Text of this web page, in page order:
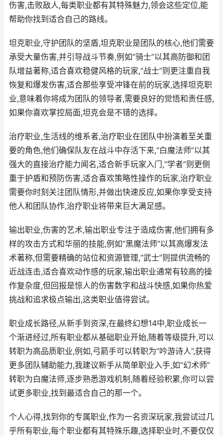
伤害,击败敌人,每类职业都有其特殊魅力,领会这些定位,能
帮助你找到适合自己的路线。
坦克职业,守护团队的坚盾,坦克职业是团队的核心,他们需要
承受大量伤害,并引导战斗节奏,例如“骑士”以其高防御和团
队增益著称,适合喜欢稳健风格的玩家,“战士”则更注重自我
恢复和爆发伤害,适合那些享受冲锋在前的玩家,选择坦克职
业,意味着你将成为团队的领导者,需要良好的觉悟和责任感,
如果你喜欢掌控局面,坦克会是不错的选择。
治疗职业,生活线的维系者,治疗职业在团队中扮演着至关重
要的角色,他们确保队友在战斗中存活下来,“白魔法师”以其
强大的直接治疗能力闻名,适合新手玩家入门,“学者”则更侧
重于护盾和预防伤害,适合喜欢策略性操作的玩家,治疗职业
需要你时刻关注团队情形,并做出快速反应,如果你享受支持
他人和团队协作,治疗职业将带来巨大满足感。
输出职业,伤害的艺术,输出职业专注于造成伤害,他们拥有多
样的攻击方式和华丽的技能,例如“黑魔法师”以其高爆发法
术著称,但需要精确的站位和资源管理,“武士”则提供流畅的
近战连击,适合喜欢动作感的玩家,输出职业通常有较高的操
作复杂度,但回报是惊人的伤害数字和战斗快感,如果你热爱
挑战和追求极点输出,这类职业值得尝试。
职业成长路径,从新手到资深,在最终幻想14中,职业成长一
个渐进经过,所有职业都从基础职业开始,随着等级提升,可以
转职为高品质职业,例如,弓箭手可以转职为“吟游诗人”,获得
更多团队辅助能力,我建议新手从简单职业入手,如“幻术师”
转职为白魔法师,逐步熟悉游戏机制,随着经验积累,你可以尝
试更多职业,找到最适合自己的那一个。
个人心得,找到你的专属职业,作为一名资深玩家,我尝试过几
乎所有职业,每个职业都有其特殊乐趣,选择职业时,不要仅仅